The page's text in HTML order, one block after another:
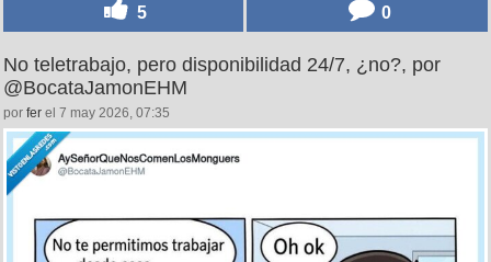
5 0
No teletrabajo, pero disponibilidad 24/7, ¿no?, por
@BocataJamonEHM
por fer el 7 may 2026, 07:35